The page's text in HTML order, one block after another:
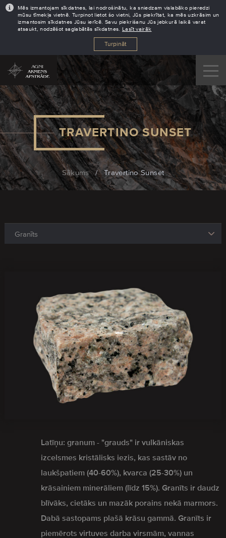
Mēs izmantojam sīkdatnes, lai nodrošinātu, ka sniedzam vislabāko pieredzi
mūsu tīmekļa vietnē. Turpinot lietot šo vietni, Jūs piekrītat, ka mēs uzkrāsim un
izmantosim sīkdatnes Jūsu ierīcē. Savu piekrišanu Jūs jebkurā laikā varat
atsaukt, nodzēšot saglabātās sīkdatnes. Lasīt vairāk
Turpināt
TRAVERTINO SUNSET
Sākums / Travertino Sunset
Latīņu: granum - "grauds" ir vulkāniskas
izcelsmes kristālisks iezis, kas sastāv no
laukšpatiem (40-60%), kvarca (25-30%) un
krāsainiem minerāliem (līdz 15%). Granīts ir daudz
blīvāks, cietāks un mazāk porains nekā marmors.
Dabā sastopams plašā krāsu gammā. Granīts ir
piemērots virtuves darba virsmām, vannas